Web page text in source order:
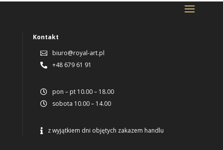
Kontakt
 biuro@royal-art.pl
 +48 679 61 91
 pon – pt 10.00 – 18.00
 sobota 10.00 – 14.00
 z wyjątkiem dni objętych zakazem handlu